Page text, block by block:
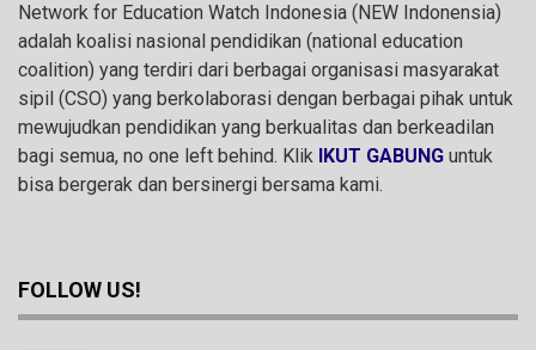
Network for Education Watch Indonesia (NEW Indonensia)
adalah koalisi nasional pendidikan (national education
coalition) yang terdiri dari berbagai organisasi masyarakat
sipil (CSO) yang berkolaborasi dengan berbagai pihak untuk
mewujudkan pendidikan yang berkualitas dan berkeadilan
bagi semua, no one left behind. Klik IKUT GABUNG untuk
bisa bergerak dan bersinergi bersama kami.
FOLLOW US!